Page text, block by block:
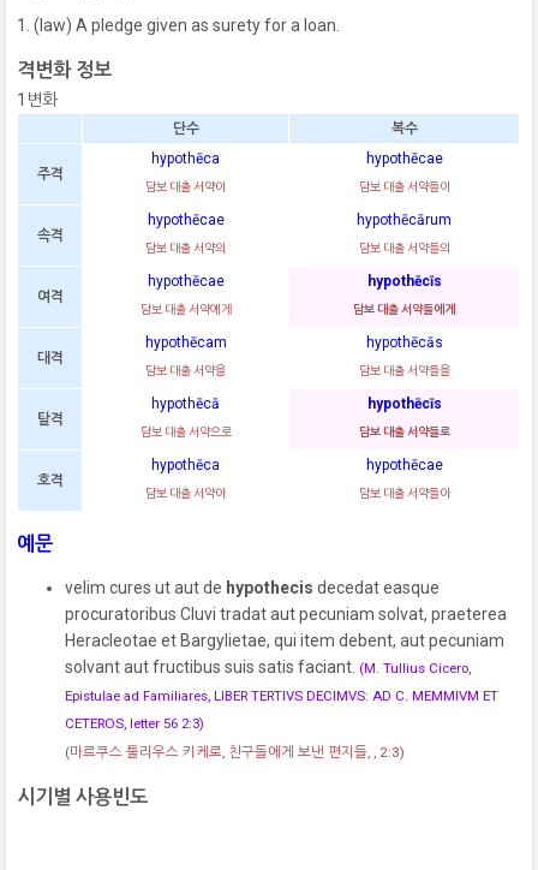
(law) A pledge given as surety for a loan.
격변화 정보
1변화
단수 복수
주격
hypothēca
담보 대출 서약이
hypothēcae
담보 대출 서약들이
속격
hypothēcae
담보 대출 서약의
hypothēcārum
담보 대출 서약들의
여격
hypothēcae
담보 대출 서약에게
hypothēcīs
담보 대출 서약들에게
대격
hypothēcam
담보 대출 서약을
hypothēcās
담보 대출 서약들을
탈격
hypothēcā
담보 대출 서약으로
hypothēcīs
담보 대출 서약들로
호격
hypothēca
담보 대출 서약아
hypothēcae
담보 대출 서약들아
예문
velim cures ut aut de hypothecis decedat easque
procuratoribus Cluvi tradat aut pecuniam solvat, praeterea
Heracleotae et Bargylietae, qui item debent, aut pecuniam
solvant aut fructibus suis satis faciant. (M. Tullius Cicero,
Epistulae ad Familiares, LIBER TERTIVS DECIMVS: AD C. MEMMIVM ET
CETEROS, letter 56 2:3)
(마르쿠스 툴리우스 키케로, 친구들에게 보낸 편지들, , 2:3)
시기별 사용빈도